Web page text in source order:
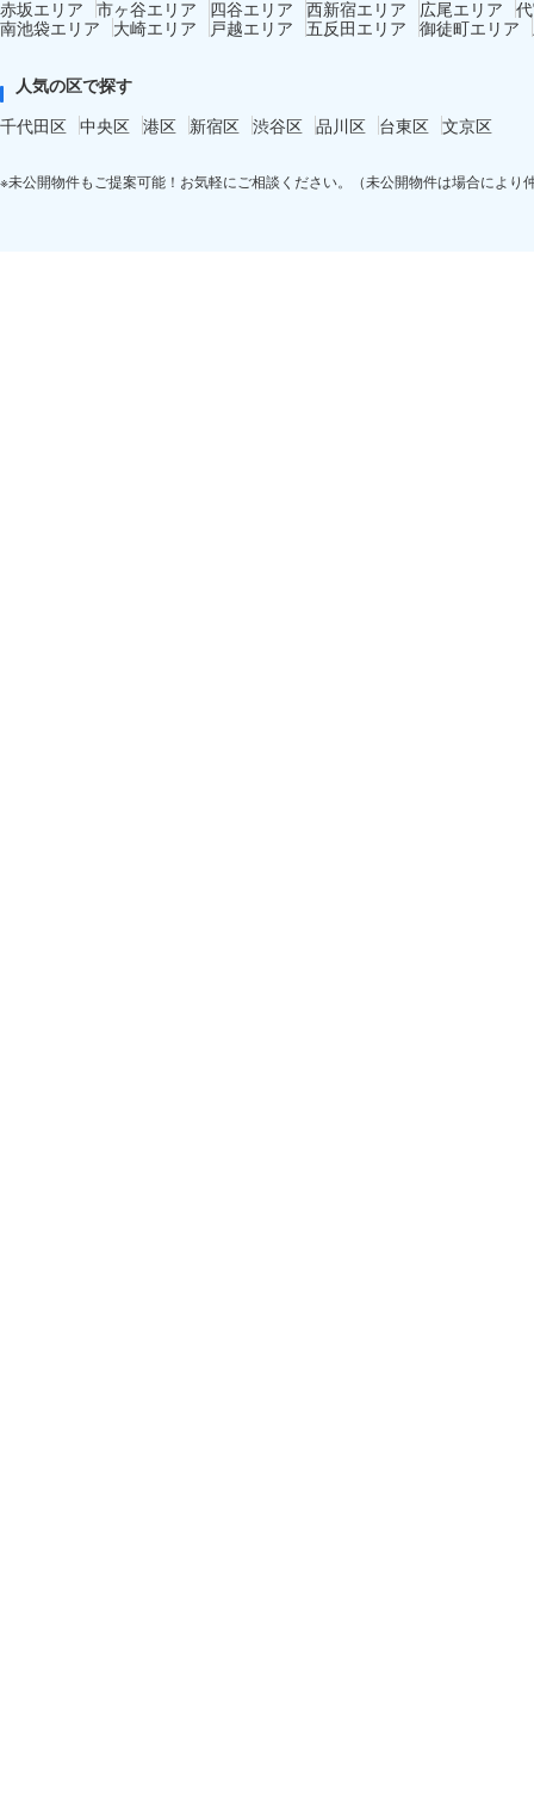
赤坂エリア 市ヶ谷エリア 四谷エリア 西新宿エリア 広尾エリア
南池袋エリア
大崎エリア 戸越エリア 五反田エリア 御徒町エリア
人気の区で探す
千代田区 中央区 港区 新宿区 渋谷区 品川区 台東区 文京区
※未公開物件もご提案可能！お気軽にご相談ください。（未公開物件は場合により